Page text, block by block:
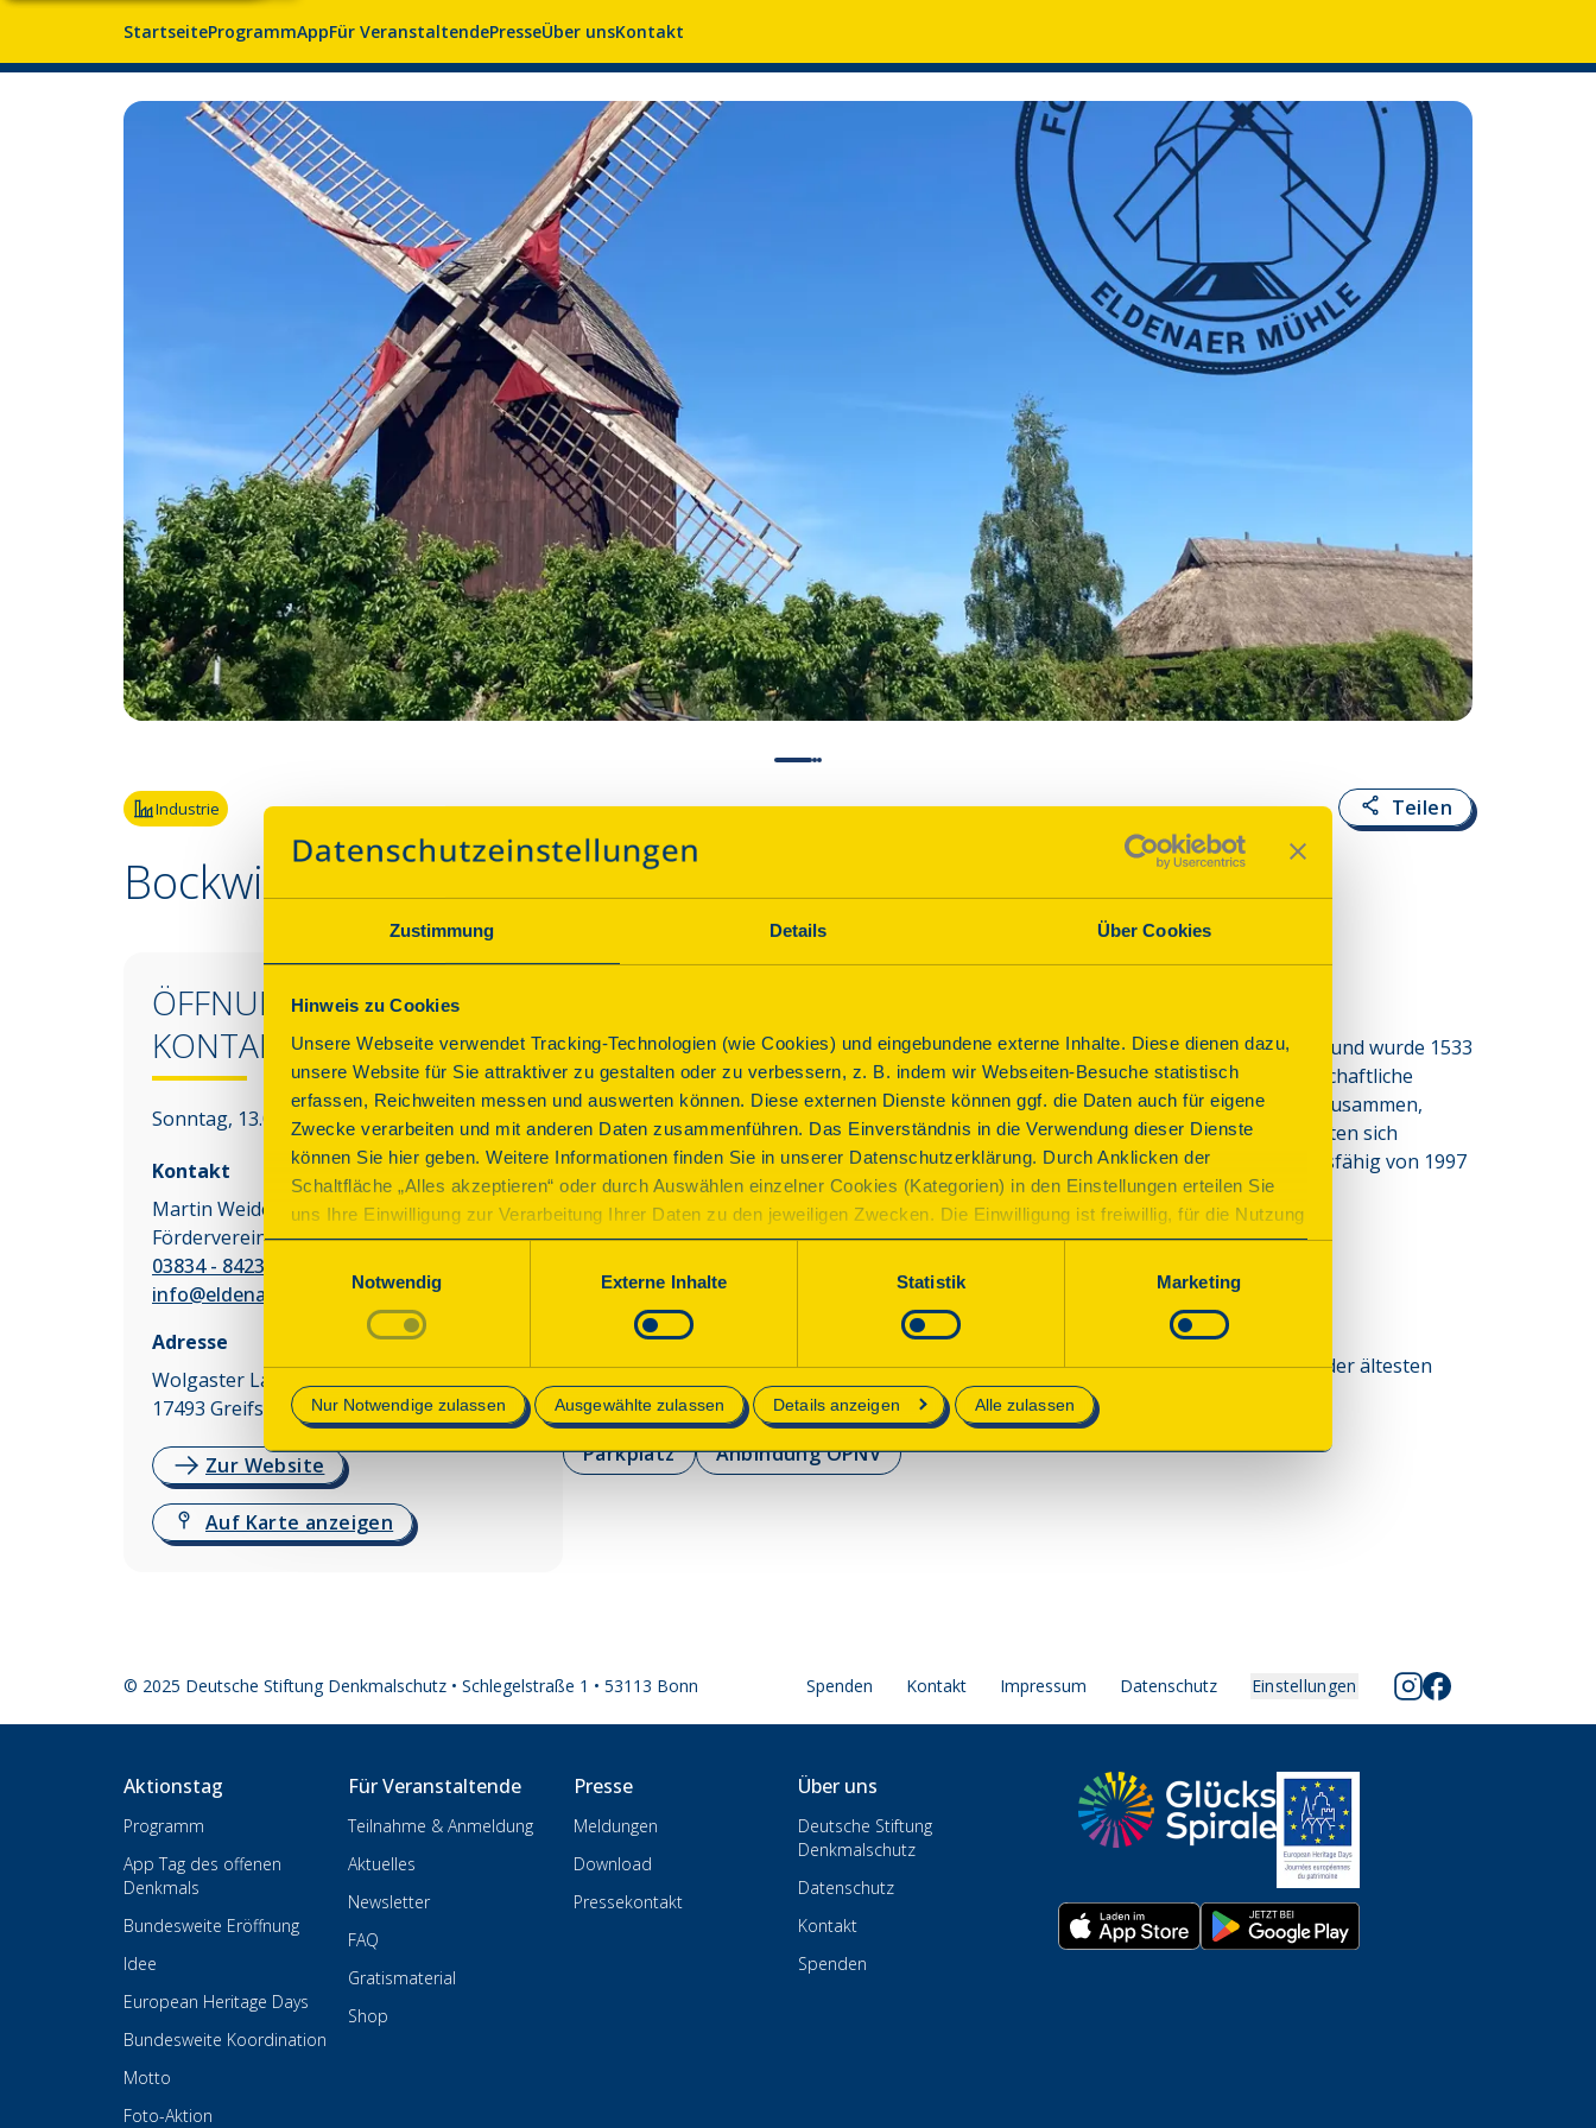
Zustimmung Details Über Cookies
Hinweis zu Cookies
Unsere Webseite verwendet Tracking-Technologien (wie Cookies) und eingebundene externe Inhalte. Diese dienen dazu,
unsere Website für Sie attraktiver zu gestalten oder zu verbessern, z. B. indem wir Webseiten-Besuche statistisch
erfassen, Reichweiten messen und auswerten können. Diese externen Dienste können ggf. die Daten auch für eigene
Zwecke verarbeiten und mit anderen Daten zusammenführen. Das Einverständnis in die Verwendung dieser Dienste
können Sie hier geben. Weitere Informationen finden Sie in unserer Datenschutzerklärung. Durch Anklicken der
Schaltfläche „Alles akzeptieren“ oder durch Auswählen einzelner Cookies (Kategorien) in den Einstellungen erteilen Sie
uns Ihre Einwilligung zur Verarbeitung Ihrer Daten zu den jeweiligen Zwecken. Die Einwilligung ist freiwillig, für die Nutzung
des Onlineangebots nicht erforderlich und kann jederzeit aktualisiert oder widerrufen werden. Wenn Sie das Consent Tool
mit „Speichern“ bestätigen, werden nur essenzielle Cookies auf der Webseite gesetzt, die technisch notwendig und für den
Notwendig
Externe Inhalte Statistik Marketing
Nur Notwendige zulassen Ausgewählte zulassen Details anzeigen Alle zulassen
StartseiteProgrammAppFür VeranstaltendePresseÜber unsKontakt
Industrie Teilen
Bockwindmühle Eldena
ÖFFNUNGSZEITEN &
KONTAKT
Sonntag, 13.09.2026 10:00 - 14:00 Uhr
Kontakt
Martin Weidemeier
Förderverein Eldenaer Mühle e.V.
03834 - 842380
info@eldenaer-muehle.de
Adresse
Wolgaster Landstr. 5
17493 Greifswald
Zur Website
Auf Karte anzeigen
Über dieses Denkmal
Die Bockwindmühle Eldena ist eine der ältesten Windmühlen entlang der Ostseeküste und wurde 1533
erstmals urkundlich erwähnt. Nach jahrhundertelanger Nutzung wurde 1933 die wirtschaftliche
Nutzung eingestellt. Die Mühle verfiel und brach am 16.06.1972 altersschwach in sich zusammen,
woraufhin sich der Storch auf dem Hausbaum niederließ. Die Eldenaer Bürger wünschten sich
dennoch "ihre" Mühle zurück und bauten diese nach den Originalplänen und funktionsfähig von 1997
bis 2004 wieder auf.
Programm
Führungen durch die Mühle mit historischen Notizen des Standorts in Eldena - einem der ältesten
Windmühlenstandorte der Ostsee.
Parkplatz Anbindung ÖPNV
© 2025 Deutsche Stiftung Denkmalschutz • Schlegelstraße 1 • 53113 Bonn Spenden Kontakt Impressum Datenschutz Einstellungen
Aktionstag
Programm
App Tag des offenen
Denkmals
Bundesweite Eröffnung
Idee
European Heritage Days
Bundesweite Koordination
Motto
Foto-Aktion
Für Veranstaltende
Teilnahme & Anmeldung
Aktuelles
Newsletter
FAQ
Gratismaterial
Shop
Presse
Meldungen
Download
Pressekontakt
Über uns
Deutsche Stiftung
Denkmalschutz
Datenschutz
Kontakt
Spenden